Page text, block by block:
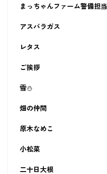
まっちゃんファーム警備担当
アスパラガス
レタス
ご挨拶
雪⛄
畑の仲間
原木なめこ
小松菜
二十日大根